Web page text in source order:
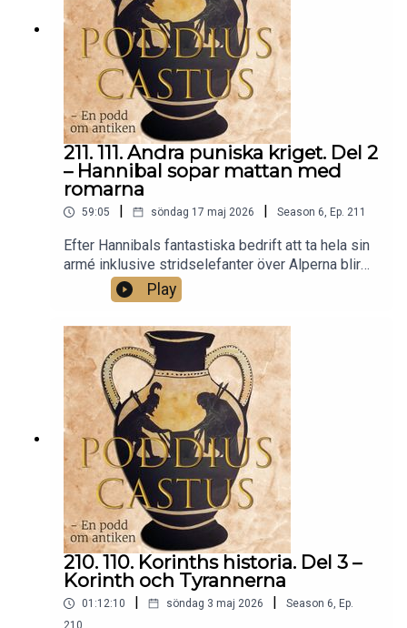
211. 111. Andra puniska kriget. Del 2
– Hannibal sopar mattan med
romarna
59:05 söndag 17 maj 2026 Season 6, Ep. 211
Efter Hannibals fantastiska bedrift att ta hela sin
armé inklusive stridselefanter över Alperna blir
det ingen vila. Han sätter genast igång att röra sig
neråt i Italien och får möta romarna i strid. Under
ett år lyckas han besegra och överlista dem gång
på gång. Hannibal verkar ostoppbar! Men romarna
är romare och ger sig inte så lätt…
Play
210. 110. Korinths historia. Del 3 –
Korinth och Tyrannerna
01:12:10 söndag 3 maj 2026 Season 6, Ep.